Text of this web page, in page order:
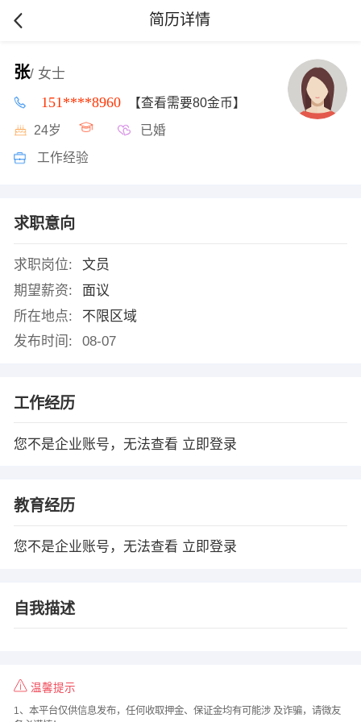
简历详情
张/ 女士
151****8960 【查看需要80金币】
24岁 已婚
工作经验
求职意向
求职岗位:
文员
期望薪资:
面议
所在地点:
不限区域
发布时间:
08-07
工作经历
您不是企业账号，无法查看 立即登录
教育经历
您不是企业账号，无法查看 立即登录
自我描述
温馨提示
1、本平台仅供信息发布，任何收取押金、保证金均有可能涉 及诈骗，请微友